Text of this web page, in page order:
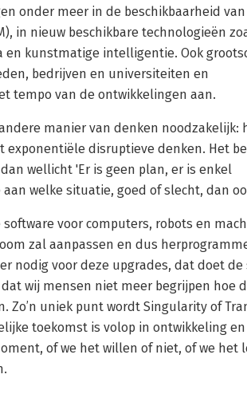
onder meer in de beschikbaarheid van
in nieuw beschikbare technologieën
en kunstmatige intelligentie. Ook
bedrijven en universiteiten en
tempo van de ontwikkelingen aan.
manier van denken noodzakelijk:
disruptieve denken. Het
wellicht 'Er is geen plan, er is enkel
welke situatie, goed of slecht, dan
voor computers, robots en
zal aanpassen en dus
nodig voor deze upgrades, dat doet de
wij mensen niet meer begrijpen hoe
Zo’n uniek punt wordt Singularity of
toekomst is volop in ontwikkeling
of we het willen of niet, of we het